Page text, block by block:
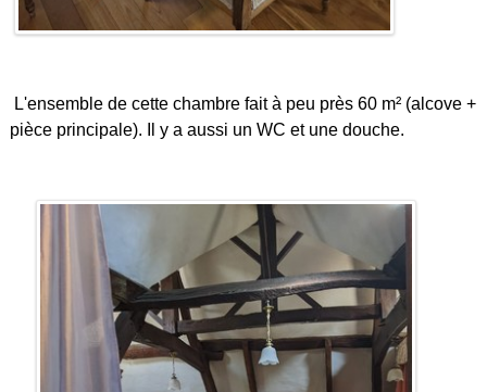
L'ensemble de cette chambre fait à peu près 60 m² (alcove +
pièce principale). Il y a aussi un WC et une douche.